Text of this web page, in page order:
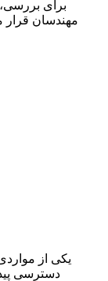
برای
مهندسان
یکی از
دسترسی